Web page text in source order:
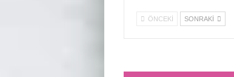
ÖNCEKI SONRAKI